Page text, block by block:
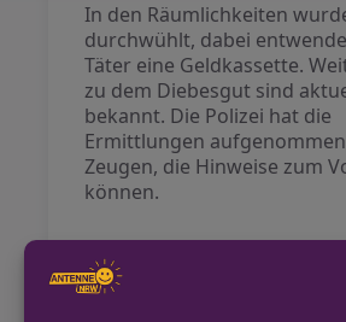
In den Räumlichkeiten
durchwühlt, dabei
Täter eine Geldkassette.
zu dem Diebesgut sind
bekannt. Die Polizei hat die
Ermittlungen
Zeugen, die Hinweise zum
können.
VORHERIGER BEITRAG